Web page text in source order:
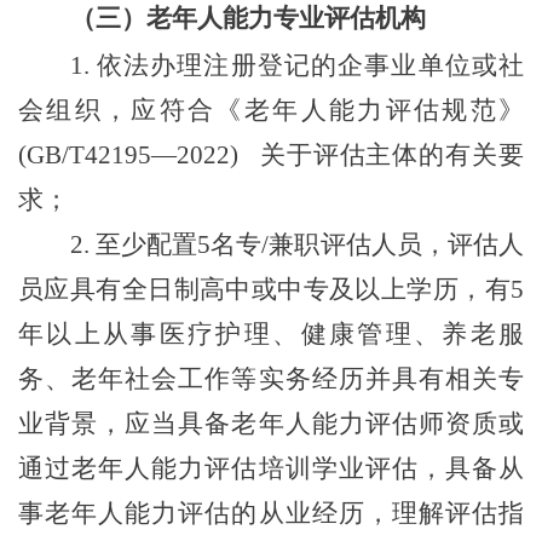
（三） 老年人能力专业评估机构
1. 依法办理注册登记的企事业单位或社
会组织，应符合《老年人能力评估规范》
(GB/T42195—2022) 关于评估主体的有关要
求；
2. 至少配置5名专/兼职评估人员，评估人
员应具有全日制高中或中专及以上学历，有5
年以上从事医疗护理、健康管理、养老服
务、老年社会工作等实务经历并具有相关专
业背景，应当具备老年人能力评估师资质或
通过老年人能力评估培训学业评估，具备从
事老年人能力评估的从业经历，理解评估指